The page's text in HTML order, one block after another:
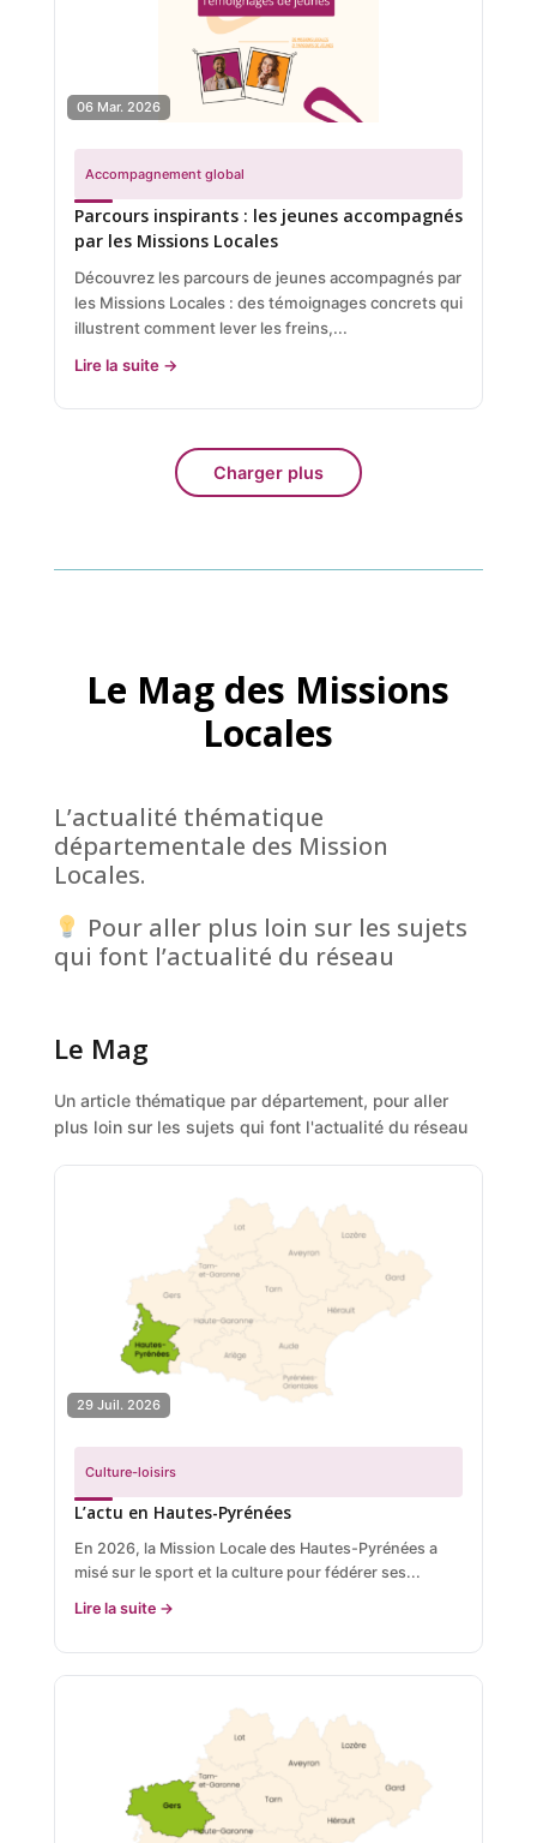
06 Mar. 2026
Accompagnement global
Parcours inspirants : les jeunes accompagnés
par les Missions Locales
Découvrez les parcours de jeunes accompagnés par
les Missions Locales : des témoignages concrets qui
illustrent comment lever les freins,...
Lire la suite →
Charger plus
Le Mag des Missions
Locales
L’actualité thématique
départementale des Mission
Locales.
Pour aller plus loin sur les sujets
qui font l’actualité du réseau
Le Mag
Un article thématique par département, pour aller
plus loin sur les sujets qui font l'actualité du réseau
29 Juil. 2026
Culture-loisirs
L’actu en Hautes-Pyrénées
En 2026, la Mission Locale des Hautes-Pyrénées a
misé sur le sport et la culture pour fédérer ses...
Lire la suite →